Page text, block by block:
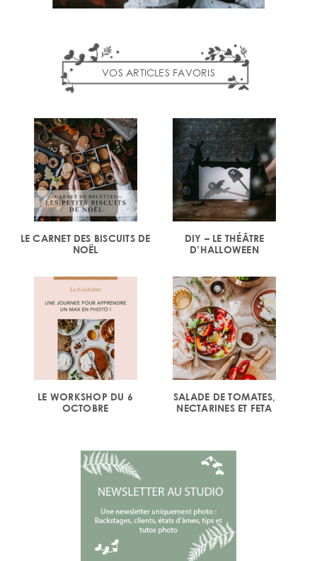
VOS ARTICLES FAVORIS
LE CARNET DES BISCUITS DE
NOËL
DIY – LE THÉÂTRE
D’HALLOWEEN
LE WORKSHOP DU 6
OCTOBRE
SALADE DE TOMATES,
NECTARINES ET FETA